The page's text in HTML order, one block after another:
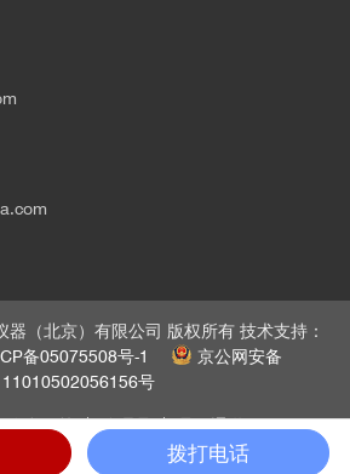
（北京）有限公司 版权所有 技术支持：
备05075508号-1
京公网安备
11010502056156号
隐私政策 管理员 员工通道
拨打电话